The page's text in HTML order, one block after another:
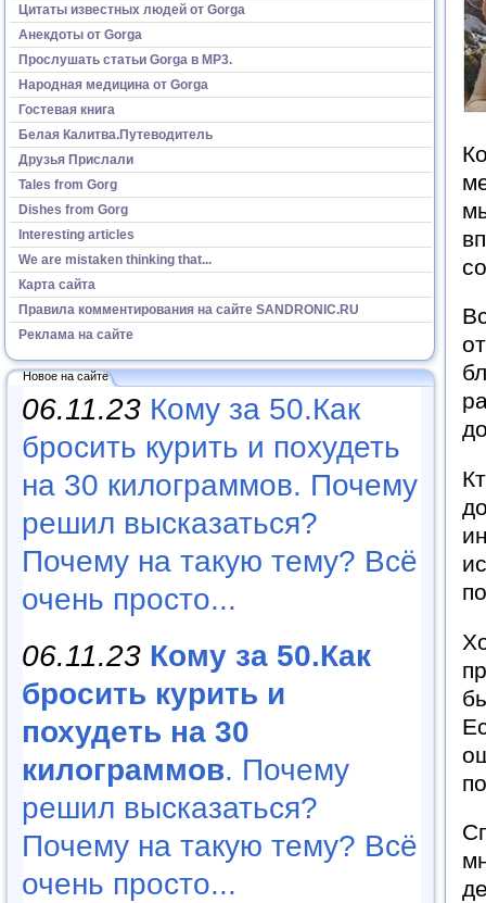
Цитаты известных людей от Gorga
Анекдоты от Gorga
Прослушать статьи Gorga в МР3.
Народная медицина от Gorga
Гостевая книга
Белая Калитва.Путеводитель
Друзья Прислали
Tales from Gorg
Dishes from Gorg
Interesting articles
We are mistaken thinking that...
Карта сайта
Правила комментирования на сайте SANDRONIC.RU
Реклама на сайте
Новое на сайте
06.11.23 Кому за 50.Как
бросить курить и похудеть
на 30 килограммов. Почему
решил высказаться?
Почему на такую тему? Всё
очень просто...
06.11.23 Кому за 50.Как
бросить курить и
похудеть на 30
килограммов. Почему
решил высказаться?
Почему на такую тему? Всё
очень просто...